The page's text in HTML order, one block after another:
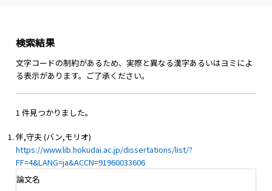
検索結果
文字コードの制約があるため、実際と異なる漢字あるいはヨミによ
る表示があります。ご了承ください。
1 件見つかりました。
伴,守夫 (バン,モリオ)
https://www.lib.hokudai.ac.jp/dissertations/list/?
FF=4&LANG=ja&ACCN=91960033606
論文名